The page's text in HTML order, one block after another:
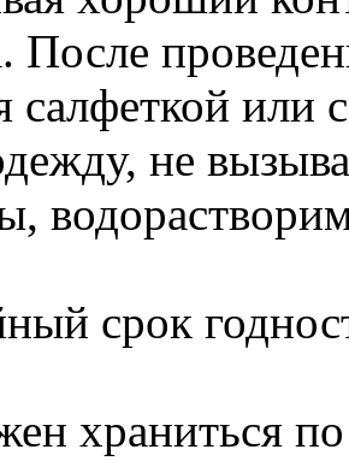
После
салфеткой или
не
срок
храниться